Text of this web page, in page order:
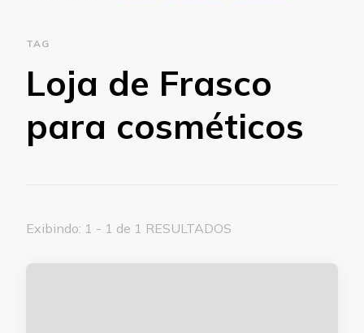
TAG
Loja de Frasco
para cosméticos
Exibindo: 1 - 1 de 1 RESULTADOS